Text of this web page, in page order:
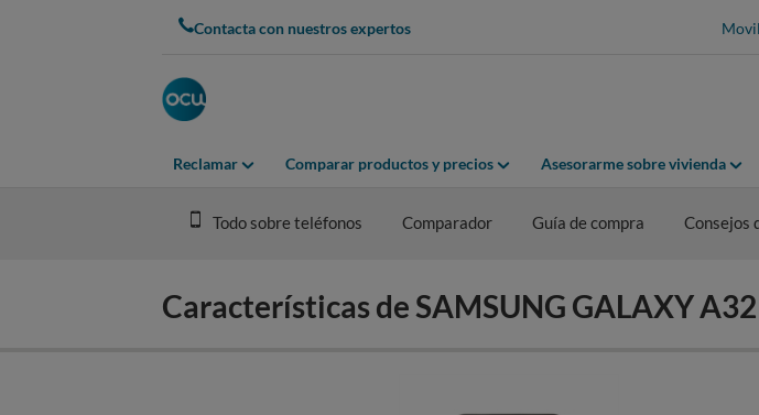
Contacta con nuestros expertos
Reclamar Comparar productos y precios Asesorarme sobre vivienda
Todo sobre teléfonos Comparador Guía de compra Consejos
Características de SAMSUNG GALAXY